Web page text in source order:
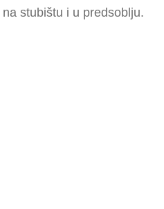
stubištu i u predsoblju.